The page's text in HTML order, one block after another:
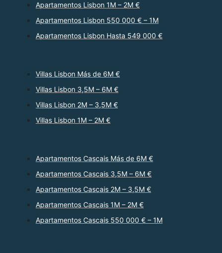
Apartamentos Lisbon 1M – 2M €
Apartamentos Lisbon 550 000 € – 1M
Apartamentos Lisbon Hasta 549 000 €
Villas Lisbon Más de 6M €
Villas Lisbon 3,5M – 6M €
Villas Lisbon 2M – 3,5M €
Villas Lisbon 1M – 2M €
Apartamentos Cascais Más de 6M €
Apartamentos Cascais 3,5M – 6M €
Apartamentos Cascais 2M – 3,5M €
Apartamentos Cascais 1M – 2M €
Apartamentos Cascais 550 000 € – 1M